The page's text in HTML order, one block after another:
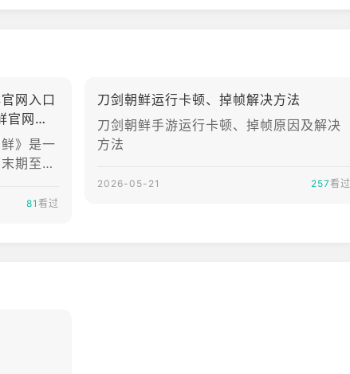
网入口
官网版
鲜》是一
期至朝
武侠MM
历史事
81 看过
刀剑朝鲜运行卡顿、掉帧解决方法
刀剑朝鲜手游运行卡顿、掉帧原因及解决
方法
2026-05-21 257看过